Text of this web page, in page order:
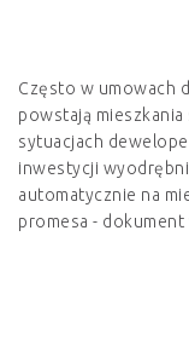
Często w umowach
powstają
sytuacjach
inwestycji
automatycznie na
promesa -